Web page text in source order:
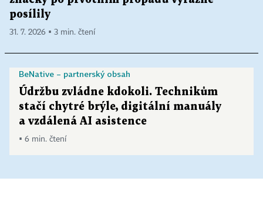
posílily
31. 7. 2026 ▪ 3 min. čtení
BeNative – partnerský obsah
Údržbu zvládne kdokoli. Technikům
stačí chytré brýle, digitální manuály
a vzdálená AI asistence
▪ 6 min. čtení